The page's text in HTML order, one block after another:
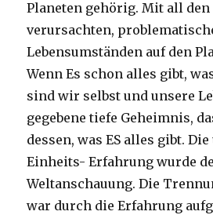
Planeten gehörig. Mit all
verursachten,
Lebensumständen auf den
Wenn Es schon alles gibt,
sind wir selbst und unsere
gegebene tiefe Geheimnis,
dessen, was ES alles gibt.
Einheits- Erfahrung wurde
Weltanschauung. Die
war durch die Erfahrung